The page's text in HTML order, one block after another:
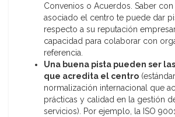
Convenios o Acuerdos. Saber con
asociado el centro te puede dar
respecto a su reputación
capacidad para colaborar con
referencia.
Una buena pista pueden ser
que acredita el centro
normalización internacional que
prácticas y calidad en la gestión
servicios). Por ejemplo, la ISO